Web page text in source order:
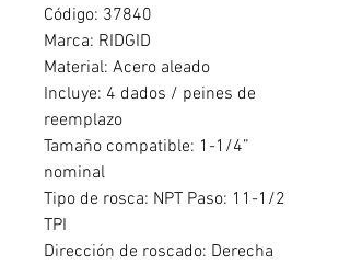
Código: 37840
Marca: RIDGID
Material: Acero aleado
Incluye: 4 dados / peines de
reemplazo
Tamaño compatible: 1-1/4”
nominal
Tipo de rosca: NPT Paso: 11-1/2
TPI
Dirección de roscado: Derecha